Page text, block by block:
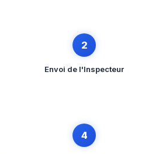
2
Envoi de l'Inspecteur
4